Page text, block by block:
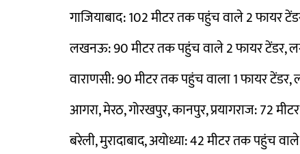
गाजियाबाद: 102 मीटर तक पहुंच वाले 2 फायर
लखनऊ: 90 मीटर तक पहुंच वाले 2 फायर टेंडर,
वाराणसी: 90 मीटर तक पहुंच वाला 1 फायर
आगरा, मेरठ, गोरखपुर, कानपुर, प्रयागराज: 72
बरेली, मुरादाबाद, अयोध्या: 42 मीटर तक पहुंच